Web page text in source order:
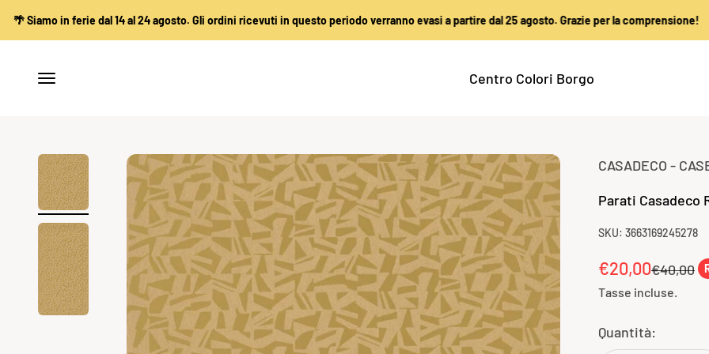
ferie dal 14 al 24 agosto. Gli ordini ricevuti in questo periodo verranno evasi a partire dal 25 agosto. Grazie per la comprensione!
Apri il menu di navigazione Centro Colori Borgo
CASADECO -
Parati Casadeco
SKU: 3663169245278
Prezzo
€20,00Prezzo
€40,00
Tasse incluse.
Quantità: